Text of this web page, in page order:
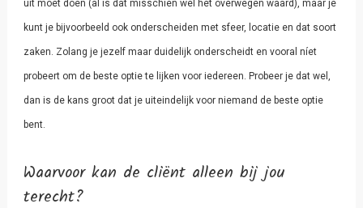
uit moet doen (al is dat misschien wel het overwegen waard), maar je
kunt je bijvoorbeeld ook onderscheiden met sfeer, locatie en dat soort
zaken. Zolang je jezelf maar duidelijk onderscheidt en vooral níet
probeert om de beste optie te lijken voor iedereen. Probeer je dat wel,
dan is de kans groot dat je uiteindelijk voor niemand de beste optie
bent.
Waarvoor kan de cliënt alleen bij jou
terecht?